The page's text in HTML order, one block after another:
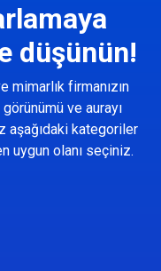
düşünün!
mimarlık firmanızın
ve aurayı
aşağıdaki kategoriler
uygun olanı seçiniz.